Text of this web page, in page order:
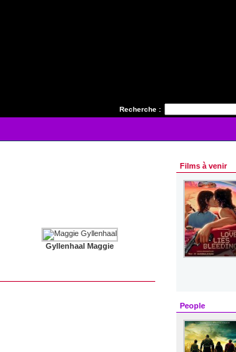
Recherche :
Gyllenhaal Maggie
Films à venir
People